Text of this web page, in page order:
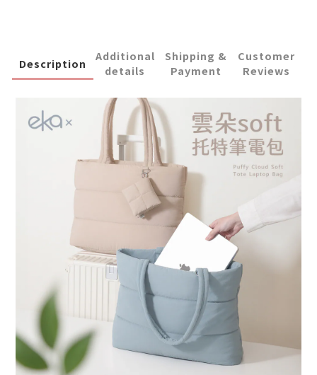
Description
Additional
details
Shipping &
Payment
Customer
Reviews